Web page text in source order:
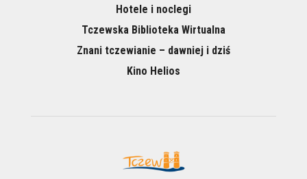
Hotele i noclegi
Tczewska Biblioteka Wirtualna
Znani tczewianie – dawniej i dziś
Kino Helios